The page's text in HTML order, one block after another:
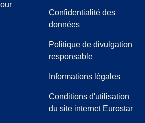
un nouvel onglet)
Confidentialité des
données
Politique de divulgation
responsable
Informations légales
Conditions d'utilisation
du site internet Eurostar